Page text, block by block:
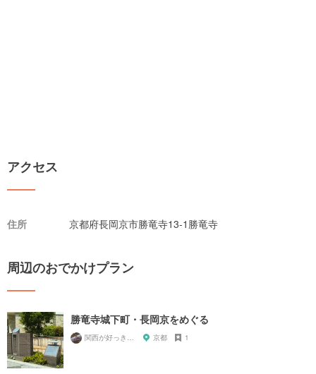
アクセス
住所 京都府長岡京市勝竜寺13-1勝竜寺
周辺のおでかけプラン
勝竜寺城下町・長岡京をめぐる
京都 1